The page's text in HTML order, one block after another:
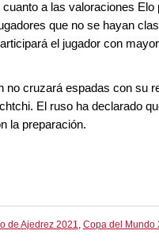
a las valoraciones
que no se hayan
el jugador con
no cruzará espadas con su
El ruso ha declarado
la preparación.
de Ajedrez 2021, Copa del Mundo